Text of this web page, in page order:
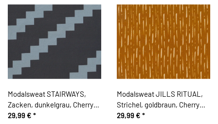
Modalsweat STAIRWAYS,
Zacken, dunkelgrau, Cherry
Picking
29,99 € *
Modalsweat JILLS RITUAL,
Strichel, goldbraun, Cherry
Picking
29,99 € *